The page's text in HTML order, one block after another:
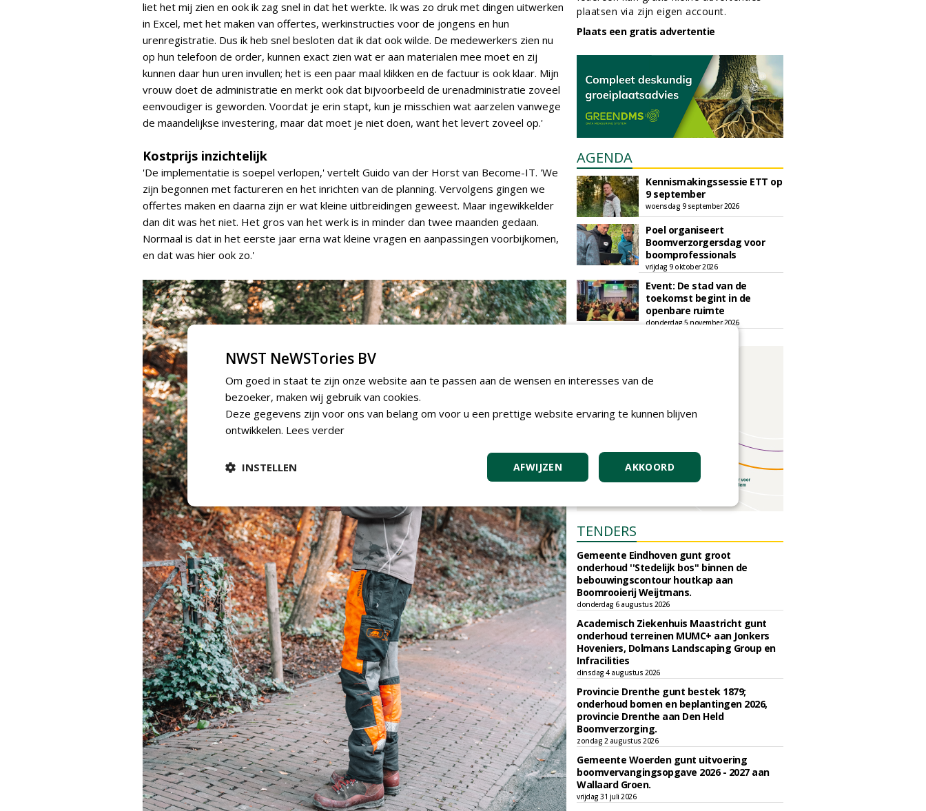
liet het mij zien en ook ik zag snel in dat het werkte. Ik was zo druk met dingen uitwerken
in Excel, met het maken van offertes, werkinstructies voor de jongens en hun
urenregistratie. Dus ik heb snel besloten dat ik dat ook wilde. De medewerkers zien nu
op hun telefoon de order, kunnen exact zien wat er aan materialen mee moet en zij
kunnen daar hun uren invullen; het is een paar maal klikken en de factuur is ook klaar. Mijn
vrouw doet de administratie en merkt ook dat bijvoorbeeld de urenadministratie zoveel
eenvoudiger is geworden. Voordat je erin stapt, kun je misschien wat aarzelen vanwege
de maandelijkse investering, maar dat moet je niet doen, want het levert zoveel op.'
Kostprijs inzichtelijk
'De implementatie is soepel verlopen,' vertelt Guido van der Horst van Become-IT. 'We
zijn begonnen met factureren en het inrichten van de planning. Vervolgens gingen we
offertes maken en daarna zijn er wat kleine uitbreidingen geweest. Maar ingewikkelder
dan dit was het niet. Het gros van het werk is in minder dan twee maanden gedaan.
Normaal is dat in het eerste jaar erna wat kleine vragen en aanpassingen voorbijkomen,
en dat was hier ook zo.'
plaatsen via zijn eigen account.
Plaats een gratis advertentie
AGENDA
Kennismakingssessie ETT op
9 september
woensdag 9 september 2026
Poel organiseert
Boomverzorgersdag voor
boomprofessionals
vrijdag 9 oktober 2026
Event: De stad van de
toekomst begint in de
openbare ruimte
donderdag 5 november 2026
TENDERS
Gemeente Eindhoven gunt groot
onderhoud ''Stedelijk bos'' binnen de
bebouwingscontour houtkap aan
Boomrooierij Weijtmans.
donderdag 6 augustus 2026
Academisch Ziekenhuis Maastricht gunt
onderhoud terreinen MUMC+ aan Jonkers
Hoveniers, Dolmans Landscaping Group en
Infracilities
dinsdag 4 augustus 2026
Provincie Drenthe gunt bestek 1879;
onderhoud bomen en beplantingen 2026,
provincie Drenthe aan Den Held
Boomverzorging.
zondag 2 augustus 2026
Gemeente Woerden gunt uitvoering
boomvervangingsopgave 2026 - 2027 aan
Wallaard Groen.
vrijdag 31 juli 2026
NWST NeWSTories BV
Om goed in staat te zijn onze website aan te passen aan de wensen en interesses van de
bezoeker, maken wij gebruik van cookies.
Deze gegevens zijn voor ons van belang om voor u een prettige website ervaring te kunnen blijven
ontwikkelen. Lees verder
AKKOORD
AFWIJZEN
INSTELLEN